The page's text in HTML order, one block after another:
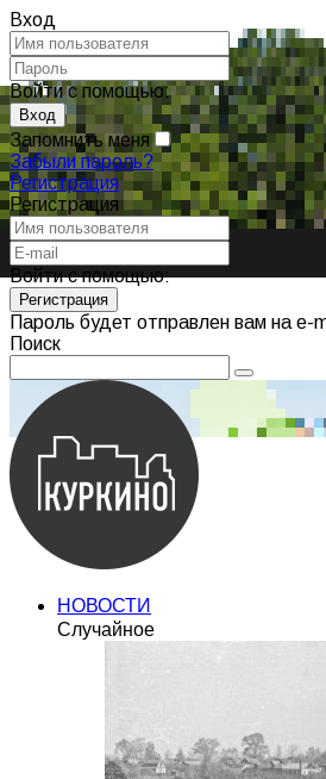
Вход
Войти с помощью:
Запомнить меня
Забыли пароль?
Регистрация
Регистрация
Войти с помощью:
Пароль будет отправлен вам на e-
Поиск
НОВОСТИ
Случайное